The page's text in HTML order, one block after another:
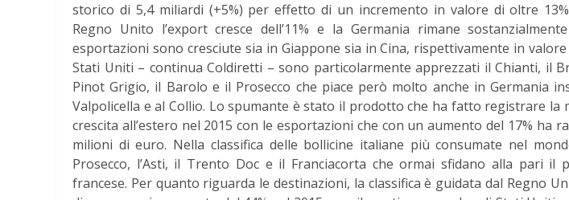
storico di 5,4 miliardi (+5%) per effetto di un incremento in valore di oltre
Regno Unito l’export cresce dell’11% e la Germania rimane
esportazioni sono cresciute sia in Giappone sia in Cina, rispettivamente in valore
Stati Uniti – continua Coldiretti – sono particolarmente apprezzati il Chianti, il
Pinot Grigio, il Barolo e il Prosecco che piace però molto anche in Germania
Valpolicella e al Collio. Lo spumante è stato il prodotto che ha fatto registrare la
crescita all’estero nel 2015 con le esportazioni che con un aumento del 17% ha
milioni di euro. Nella classifica delle bollicine italiane più consumate nel
Prosecco, l’Asti, il Trento Doc e il Franciacorta che ormai sfidano alla pari il
francese. Per quanto riguarda le destinazioni, la classifica è guidata dal Regno